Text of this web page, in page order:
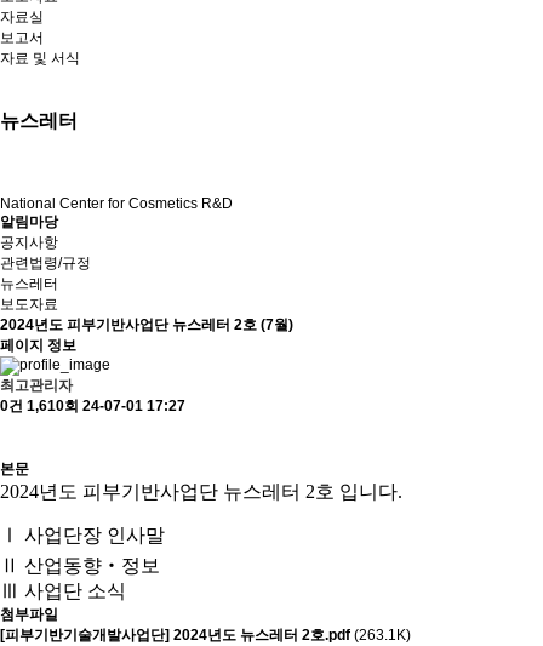
자료실
보고서
자료 및 서식
뉴스레터
National Center for Cosmetics R&D
알림마당
공지사항
관련법령/규정
뉴스레터
보도자료
2024년도 피부기반사업단 뉴스레터 2호 (7월)
페이지 정보
최고관리자
0건 1,610회 24-07-01 17:27
본문
2024년도 피부기반사업단 뉴스레터 2호 입니다.
Ⅰ 사업단장 인사말
Ⅱ 산업동향‧정보
Ⅲ 사업단 소식
첨부파일
[피부기반기술개발사업단] 2024년도 뉴스레터 2호.pdf (263.1K)